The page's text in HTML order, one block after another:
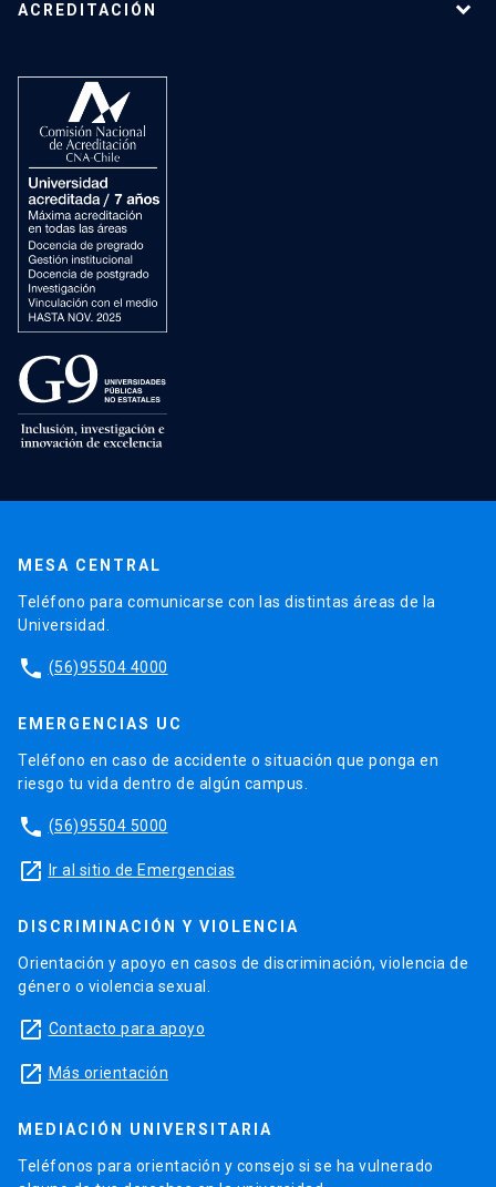
ACREDITACIÓN
MESA CENTRAL
Teléfono para comunicarse con las distintas áreas de la
Universidad.
phone (56)95504 4000
EMERGENCIAS UC
Teléfono en caso de accidente o situación que ponga en
riesgo tu vida dentro de algún campus.
phone (56)95504 5000
launch Ir al sitio de Emergencias
DISCRIMINACIÓN Y VIOLENCIA
Orientación y apoyo en casos de discriminación, violencia de
género o violencia sexual.
launch Contacto para apoyo
launch Más orientación
MEDIACIÓN UNIVERSITARIA
Teléfonos para orientación y consejo si se ha vulnerado